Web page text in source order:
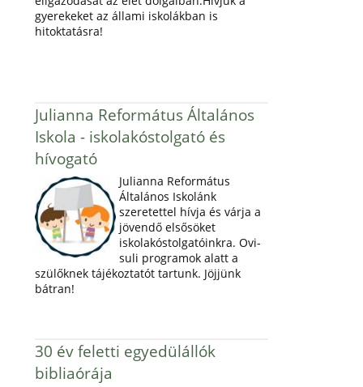
gyerekeket az állami iskolákban is
hitoktatásra!
Julianna Református Általános
Iskola - iskolakóstolgató és
hívogató
Julianna Református
Általános Iskolánk
szeretettel hívja és várja a
jövendő elsősöket
iskolakóstolgatóinkra. Ovi-
suli programok alatt a
szülőknek tájékoztatót tartunk. Jöjjünk
bátran!
30 év feletti egyedülállók
bibliaórája